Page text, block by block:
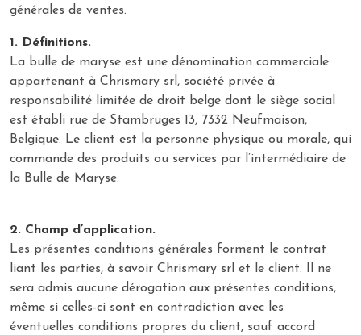
générales de ventes.
1. Définitions.
La bulle de maryse est une dénomination commerciale
appartenant à Chrismary srl, société privée à
responsabilité limitée de droit belge dont le siège social
est établi rue de Stambruges 13, 7332 Neufmaison,
Belgique. Le client est la personne physique ou morale, qui
commande des produits ou services par l’intermédiaire de
la Bulle de Maryse.
2. Champ d’application.
Les présentes conditions générales forment le contrat
liant les parties, à savoir Chrismary srl et le client. Il ne
sera admis aucune dérogation aux présentes conditions,
même si celles-ci sont en contradiction avec les
éventuelles conditions propres du client, sauf accord